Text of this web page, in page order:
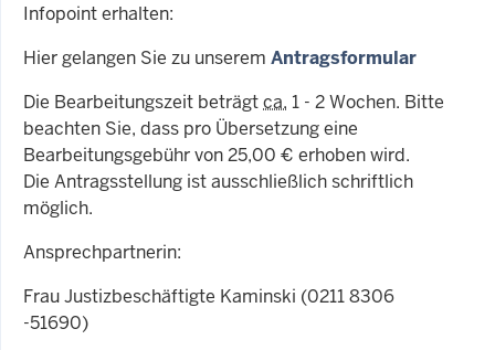
Infopoint erhalten:
Hier gelangen Sie zu unserem Antragsformular
Die Bearbeitungszeit beträgtca. 1 - 2 Wochen. Bitte
beachten Sie, dass pro Übersetzung eine
Bearbeitungsgebühr von 25,00 € erhoben wird.
Die Antragsstellung ist ausschließlich schriftlich
möglich.
Ansprechpartnerin:
Frau Justizbeschäftigte Kaminski (0211 8306
-51690)